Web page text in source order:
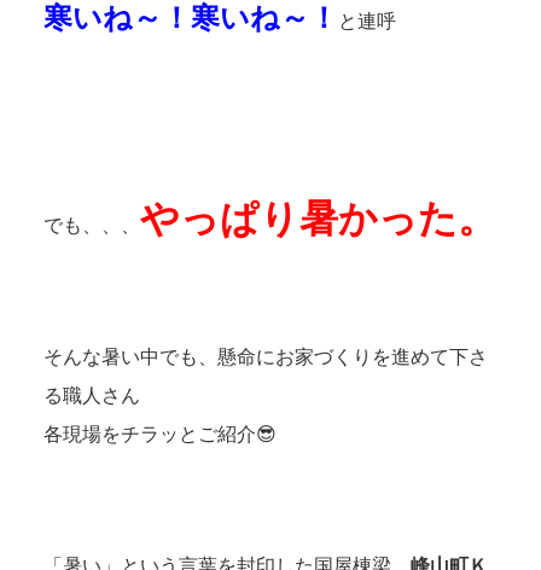
寒いね～！寒いね～！ と連呼
でも、、、 やっぱり暑かった。
そんな暑い中でも、懸命にお家づくりを進めて下さ
る職人さん
各現場をチラッとご紹介😎
「暑い」という言葉を封印した国屋棟梁 峰山町Ｋ